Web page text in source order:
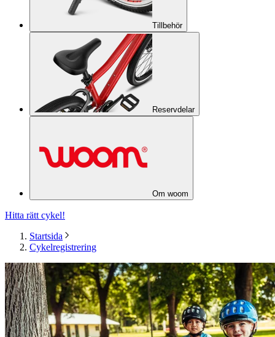
Tillbehör
Reservdelar
Om woom
Hitta rätt cykel!
Startsida
Cykelregistrering